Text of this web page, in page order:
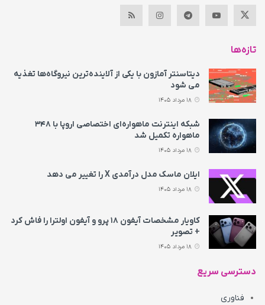
تازه‌ها
دیتاسنتر آمازون با یکی از آلاینده‌ترین نیروگاه‌ها تغذیه
می‌ شود
شبکه اینترنت ماهواره‌ای اختصاصی اروپا با ۳۴۸
ماهواره تکمیل شد
ایلان ماسک مدل درآمدی X را تغییر می‌ دهد
کاویار مشخصات آیفون ۱۸ پرو و آیفون اولترا را فاش کرد
+ تصویر
دسترسی سریع
فناوری